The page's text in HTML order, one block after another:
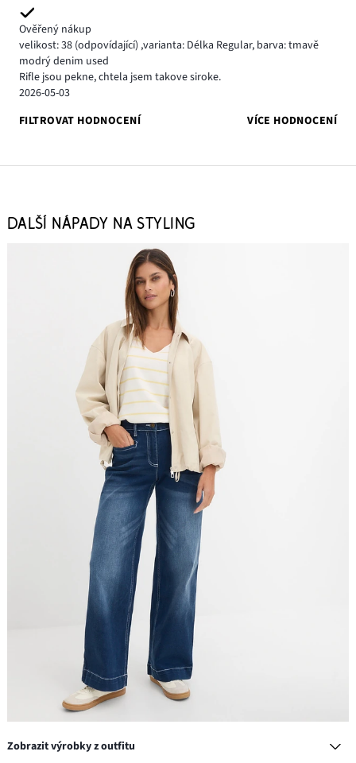
Ověřený nákup
velikost: 38 (odpovídající) ,varianta: Délka Regular, barva: tmavě
modrý denim used
Rifle jsou pekne, chtela jsem takove siroke.
2026-05-03
FILTROVAT HODNOCENÍ
VÍCE HODNOCENÍ
DALŠÍ NÁPADY NA STYLING
Zobrazit výrobky z outfitu